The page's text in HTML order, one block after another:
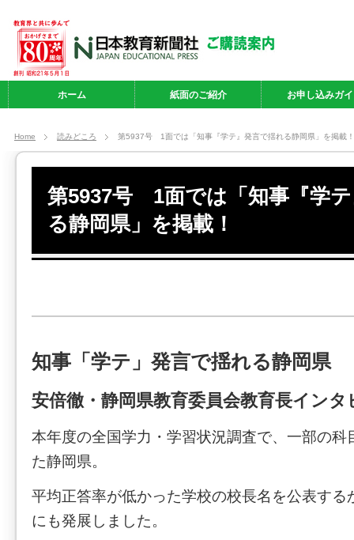
ホーム 紙面のご紹介 お申し込みガ
Home 読みどころ 第5937号 1面では「知事『学テ』発言で揺れる静岡県」を掲載！
第5937号 1面では「知事『学
る静岡県」を掲載！
知事「学テ」発言で揺れる静岡県
安倍徹・静岡県教育委員会教育長インタ
本年度の全国学力・学習状況調査で、一部の科
た静岡県。
平均正答率が低かった学校の校長名を公表する
にも発展しました。